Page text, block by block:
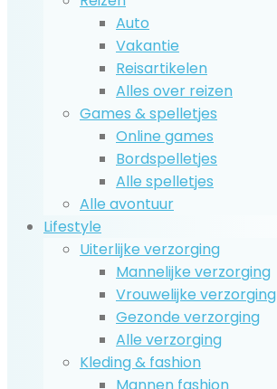
Auto
Vakantie
Reisartikelen
Alles over reizen
Games & spelletjes
Online games
Bordspelletjes
Alle spelletjes
Alle avontuur
Lifestyle
Uiterlijke verzorging
Mannelijke verzorging
Vrouwelijke verzorging
Gezonde verzorging
Alle verzorging
Kleding & fashion
Mannen fashion